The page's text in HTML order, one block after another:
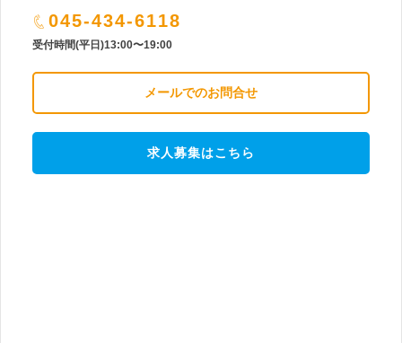
045-434-6118
受付時間(平日)13:00〜19:00
メールでのお問合せ
求人募集はこちら